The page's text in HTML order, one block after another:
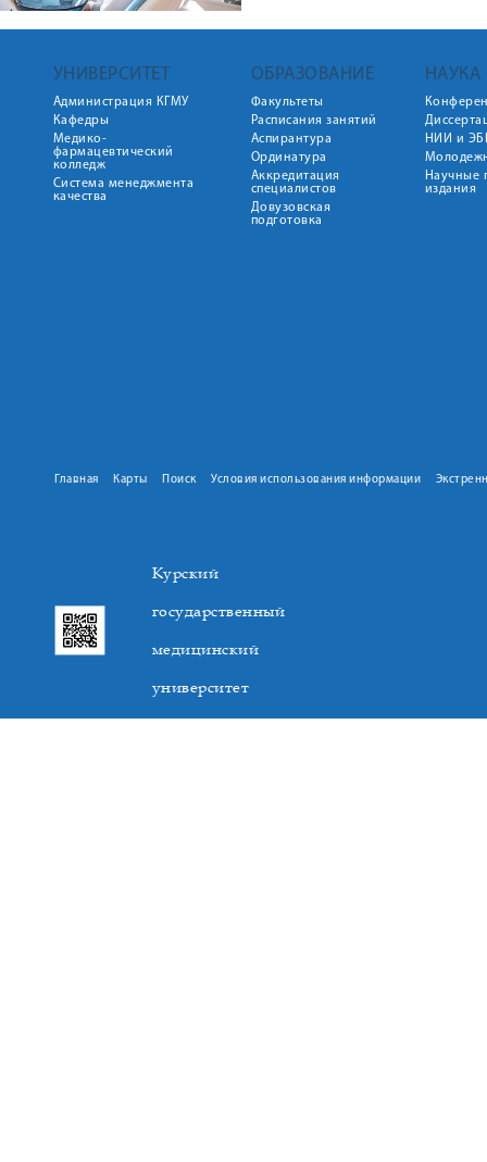
УНИВЕРСИТЕТ
Администрация КГМУ
Кафедры
Медико-
фармацевтический
колледж
Система менеджмента
качества
ОБРАЗОВАНИЕ
Факультеты
Расписания занятий
Аспирантура
Ординатура
Аккредитация
специалистов
Довузовская
подготовка
НАУКА
НИИ и
Научные
издания
Главная Карты Поиск Условия использования информации
Курский
государственный
медицинский
университет